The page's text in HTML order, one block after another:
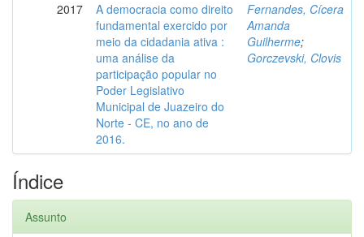
2017
A democracia como direito
fundamental exercido por
meio da cidadania ativa :
uma análise da
participação popular no
Poder Legislativo
Municipal de Juazeiro do
Norte - CE, no ano de
2016.
Fernandes, Cícera
Amanda
Guilherme;
Gorczevski, Clovis
Índice
Assunto